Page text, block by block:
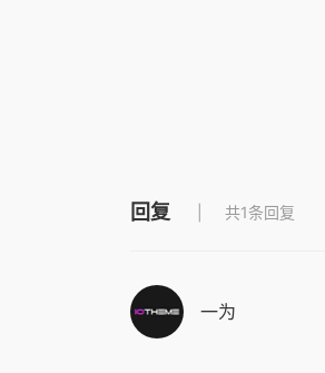
回复 共1条回复
一为